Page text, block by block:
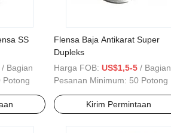
SS
/ Bagian
Potong
Flensa Baja Antikarat Super
Dupleks
Harga FOB: US$1,5-5 / Bagian
Pesanan Minimum: 50 Potong
Kirim Permintaan